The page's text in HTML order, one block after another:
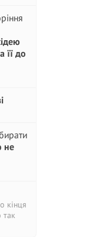
її до
не
кінця
так